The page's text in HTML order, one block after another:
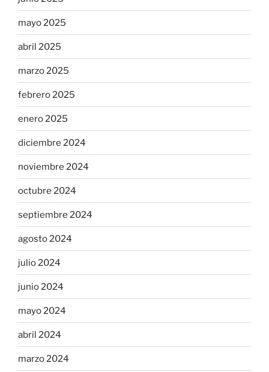
mayo 2025
abril 2025
marzo 2025
febrero 2025
enero 2025
diciembre 2024
noviembre 2024
octubre 2024
septiembre 2024
agosto 2024
julio 2024
junio 2024
mayo 2024
abril 2024
marzo 2024